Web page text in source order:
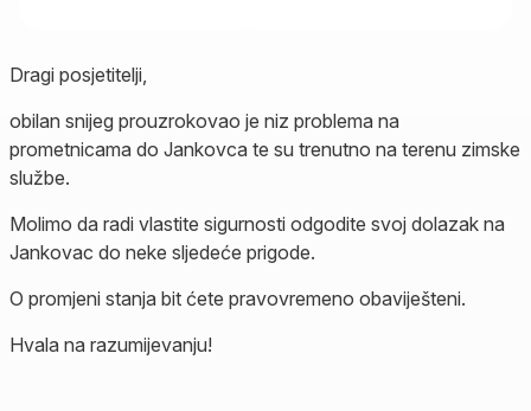
Dragi posjetitelji,
obilan snijeg prouzrokovao je niz problema na
prometnicama do Jankovca te su trenutno na terenu zimske
službe.
Molimo da radi vlastite sigurnosti odgodite svoj dolazak na
Jankovac do neke sljedeće prigode.
O promjeni stanja bit ćete pravovremeno obaviješteni.
Hvala na razumijevanju!